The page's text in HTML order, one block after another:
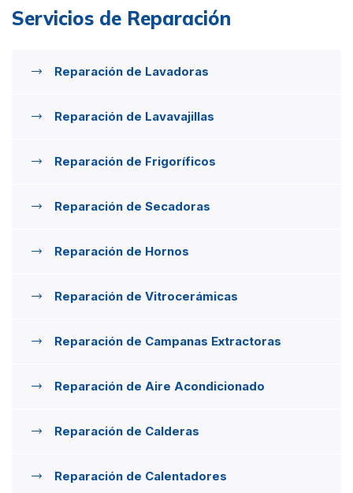
Servicios de Reparación
Reparación de Lavadoras
Reparación de Lavavajillas
Reparación de Frigoríficos
Reparación de Secadoras
Reparación de Hornos
Reparación de Vitrocerámicas
Reparación de Campanas Extractoras
Reparación de Aire Acondicionado
Reparación de Calderas
Reparación de Calentadores